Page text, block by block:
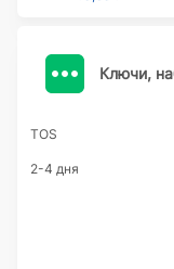
Ключи,
TOS
2-4 дня